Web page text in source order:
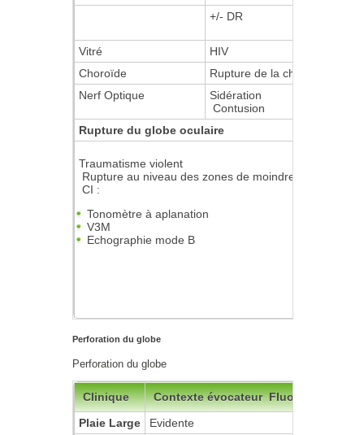
+/- DR
Vitré
HIV
Choroïde
Rupture de la choroïde
Nerf Optique
Sidération
Contusion
Rupture du globe oculaire
Traumatisme violent
Rupture au niveau des zones de moindre résistance :
CI :
Tonomètre à aplanation
V3M
Echographie mode B
Perforation du globe
Perforation du globe
Clinique
Contexte évocateur Fluorescéine :
Plaie Large
Evidente